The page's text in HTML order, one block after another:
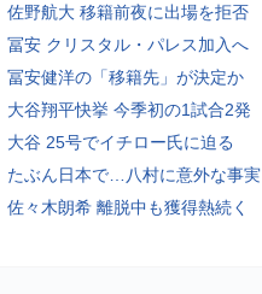
佐野航大 移籍前夜に出場を拒否
冨安 クリスタル・パレス加入へ
冨安健洋の「移籍先」が決定か
大谷翔平快挙 今季初の1試合2発
大谷 25号でイチロー氏に迫る
たぶん日本で…八村に意外な事実
佐々木朗希 離脱中も獲得熱続く